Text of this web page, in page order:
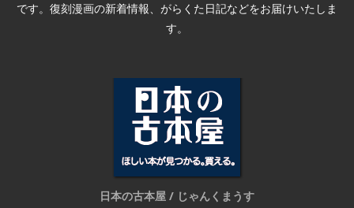
です。復刻漫画の新着情報、がらくた日記などをお届けいたしま
す。
日本の古本屋 / じゃんくまうす